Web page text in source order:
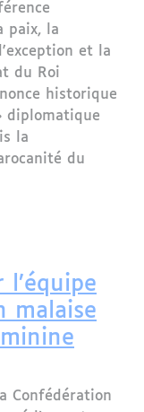
paix, la
et la
du Roi
historique
diplomatique
la
du
l’équipe
malaise
Confédération